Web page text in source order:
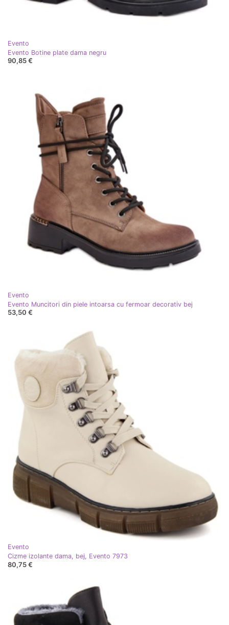
Evento
Evento Botine plate dama negru
90,85 €
Evento
Evento Muncitori din piele intoarsa cu fermoar decorativ bej
53,50 €
Evento
Cizme izolante dama, bej, Evento 7973
80,75 €